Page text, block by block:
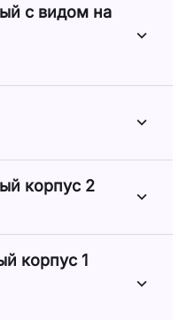
с видом на
корпус 2
корпус 1